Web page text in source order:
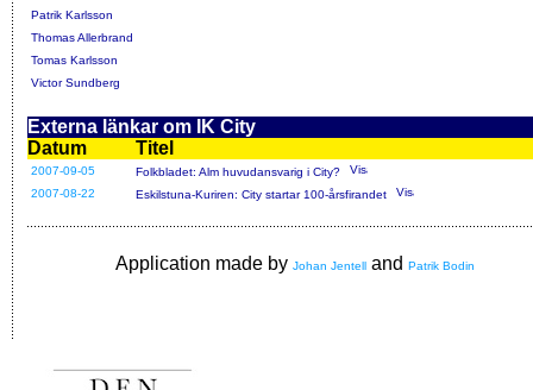
Patrik Karlsson
Thomas Allerbrand
Tomas Karlsson
Victor Sundberg
Externa länkar om IK City
Datum
Titel
2007-09-05
Folkbladet: Alm huvudansvarig i City?
2007-08-22
Eskilstuna-Kuriren: City startar 100-årsfirandet
Application made by Johan Jentell and Patrik Bodin